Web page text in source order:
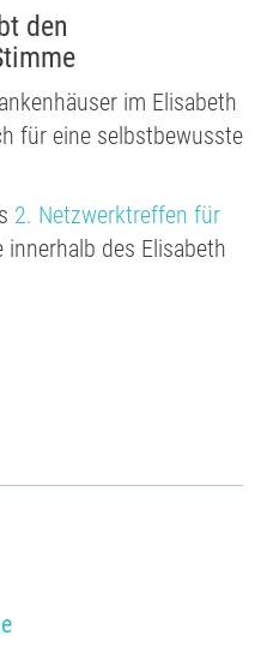
den
im Elisabeth
für eine selbstbewusste
2. Netzwerktreffen für
innerhalb des Elisabeth